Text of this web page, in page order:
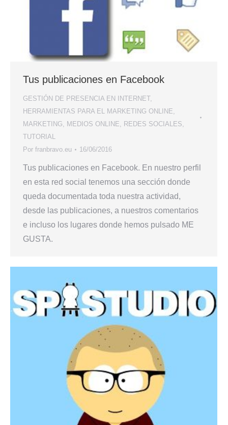
Tus publicaciones en Facebook
GESTIÓN DE PRESENCIA EN INTERNET,
HERRAMIENTAS PARA EL MARKETING ONLINE,
MARKETING, MEDIOS ONLINE, REDES SOCIALES,
TUTORIAL
Por franbravo.eu 16/06/2016
Tus publicaciones en Facebook. En nuestro perfil
en esta red social tenemos una sección donde
queda documentada toda nuestra actividad,
desde las publicaciones, a nuestros comentarios
e incluso los lugares donde hemos pulsado ME
GUSTA.